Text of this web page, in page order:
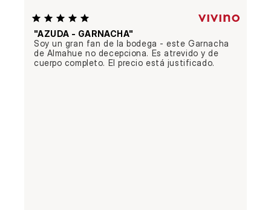
"AZUDA - GARNACHA"
Soy un gran fan de la bodega - este Garnacha
de Almahue no decepciona. Es atrevido y de
cuerpo completo. El precio está justificado.